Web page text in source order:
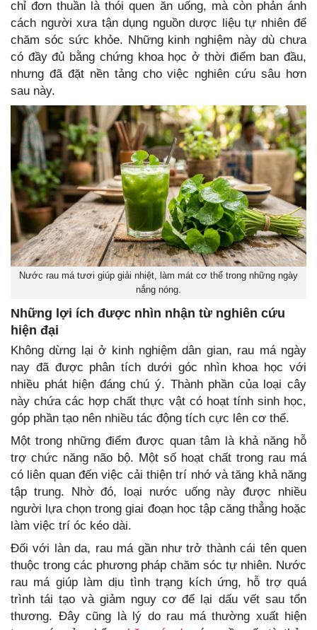
chỉ đơn thuần là thói quen ăn uống, mà còn phản ánh
cách người xưa tận dụng nguồn dược liệu tự nhiên để
chăm sóc sức khỏe. Những kinh nghiệm này dù chưa
có đầy đủ bằng chứng khoa học ở thời điểm ban đầu,
nhưng đã đặt nền tảng cho việc nghiên cứu sâu hơn
sau này.
Nước rau má tươi giúp giải nhiệt, làm mát cơ thể trong những ngày
nắng nóng.
Những lợi ích được nhìn nhận từ nghiên cứu
hiện đại
Không dừng lại ở kinh nghiệm dân gian, rau má ngày
nay đã được phân tích dưới góc nhìn khoa học với
nhiều phát hiện đáng chú ý. Thành phần của loại cây
này chứa các hợp chất thực vật có hoạt tính sinh học,
góp phần tạo nên nhiều tác động tích cực lên cơ thể.
Một trong những điểm được quan tâm là khả năng hỗ
trợ chức năng não bộ. Một số hoạt chất trong rau má
có liên quan đến việc cải thiện trí nhớ và tăng khả năng
tập trung. Nhờ đó, loại nước uống này được nhiều
người lựa chọn trong giai đoạn học tập căng thẳng hoặc
làm việc trí óc kéo dài.
Đối với làn da, rau má gần như trở thành cái tên quen
thuộc trong các phương pháp chăm sóc tự nhiên. Nước
rau má giúp làm dịu tình trạng kích ứng, hỗ trợ quá
trình tái tạo và giảm nguy cơ để lại dấu vết sau tổn
thương. Đây cũng là lý do rau má thường xuất hiện